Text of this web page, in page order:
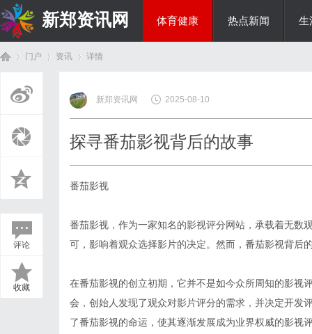
新郑资讯网 体育健康 热点新闻 生
门户 资讯
›
详情
评论
收藏
新郑资讯网 2025-08-10
探寻番茄影视背后的故事
番茄影视
番茄影视，作为一家知名的影视评分网站，承载着无数
可，影响着观众选择影片的决定。然而，番茄影视背后
在番茄影视的创立初期，它并不是如今众所周知的影视
会，创始人发现了观众对影片评分的需求，并决定开发
了番茄影视的命运，使其逐渐发展成为业界权威的影视